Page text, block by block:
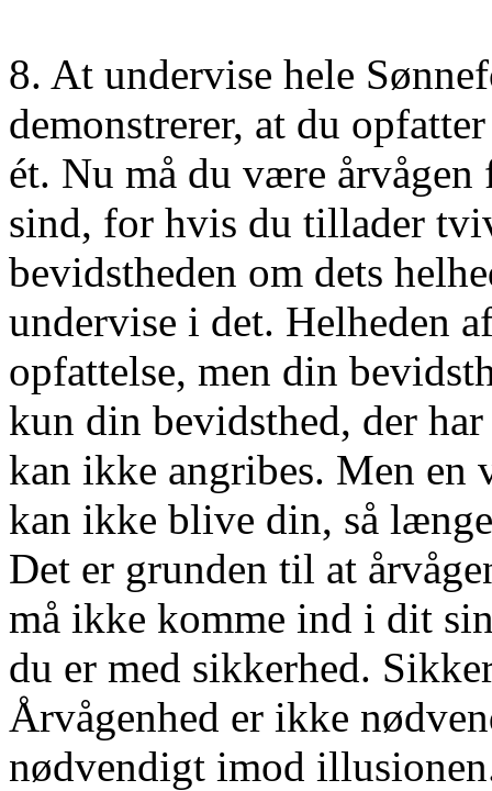
8. At undervise hele
demonstrerer, at du
ét. Nu må du være
sind, for hvis du tillader
bevidstheden om dets
undervise i det. Helheden
opfattelse, men din
kun din bevidsthed, der
kan ikke angribes. Men
kan ikke blive din, så
Det er grunden til at
må ikke komme ind i dit
du er med sikkerhed.
Årvågenhed er ikke
nødvendigt imod